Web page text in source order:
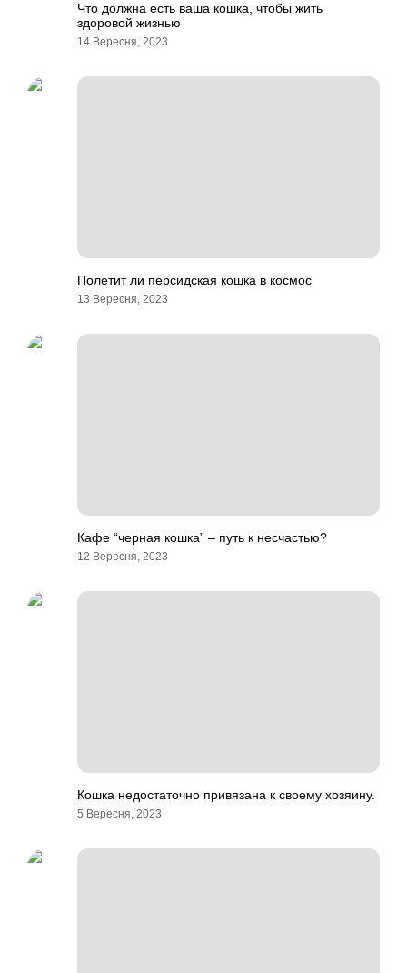
Что должна есть ваша кошка, чтобы жить
здоровой жизнью
14 Вересня, 2023
Полетит ли персидская кошка в космос
13 Вересня, 2023
Кафе “черная кошка” – путь к несчастью?
12 Вересня, 2023
Кошка недостаточно привязана к своему хозяину.
5 Вересня, 2023